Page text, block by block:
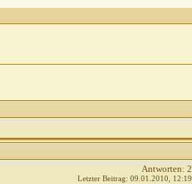
Antworten: 2
Letzter Beitrag: 09.01.2010, 12:19